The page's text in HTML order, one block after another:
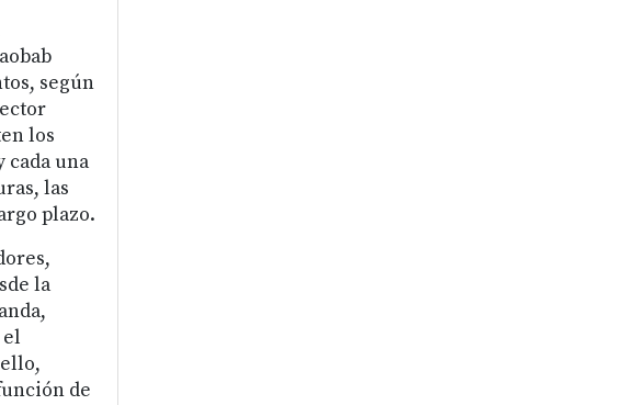
según
los
cada una
las
plazo.
la
de